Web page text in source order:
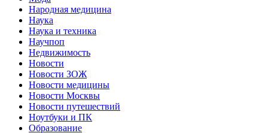
Народная медицина
Наука
Наука и техника
Научпоп
Недвижимость
Новости
Новости ЗОЖ
Новости медицины
Новости Москвы
Новости путешествий
Ноутбуки и ПК
Образование